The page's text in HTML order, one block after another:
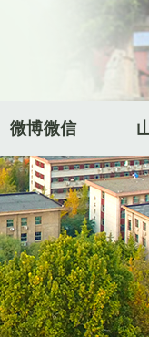
微博微信